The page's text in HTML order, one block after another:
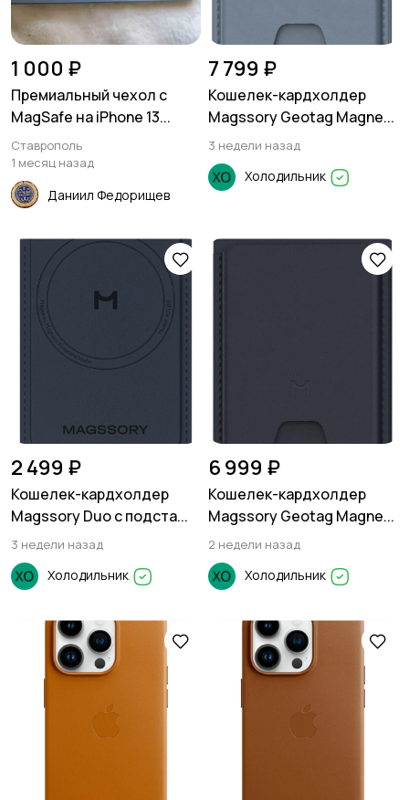
1 000 ₽
Премиальный чехол с
MagSafe на iPhone 13...
Ставрополь
1 месяц назад
Даниил Федорищев
7 799 ₽
Кошелек-кардхолдер
Magssory Geotag Magne...
3 недели назад
Холодильник
2 499 ₽
Кошелек-кардхолдер
Magssory Duo c подста...
3 недели назад
Холодильник
6 999 ₽
Кошелек-кардхолдер
Magssory Geotag Magne...
2 недели назад
Холодильник